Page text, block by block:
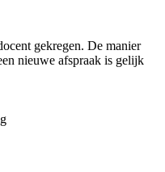
gekregen. De manier
nieuwe afspraak is gelijk